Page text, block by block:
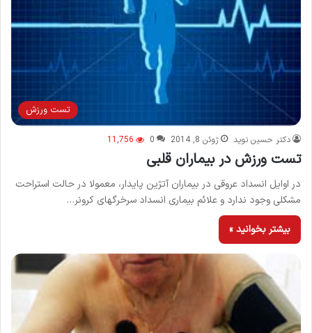
تست ورزش
دکتر حسین نوید ژوئن 8, 2014 0
11,756
تست ورزش در بیماران قلبی
در اوایل انسداد عروقی در بیماران آتژین پایدار، معمولا در حالت استراحت
مشکلی وجود ندارد و علائم بیماری انسداد سرخرگهای کرونر…
بیشتر بخوانید »